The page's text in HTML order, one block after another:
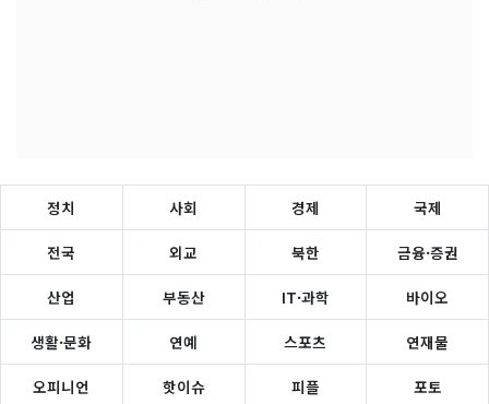
정치 사회 경제 국제
전국 외교 북한 금융·증권
산업 부동산 IT·과학 바이오
생활·문화 연예 스포츠 연재물
오피니언 핫이슈 피플 포토